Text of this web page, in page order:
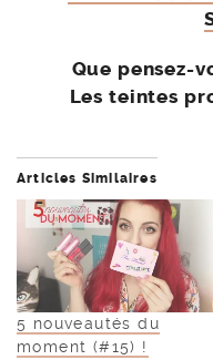
Que pensez-
Les teintes
Articles Similaires
5 nouveautés du
moment (#15) !